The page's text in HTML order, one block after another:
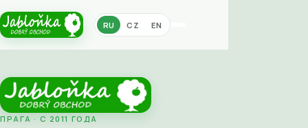
RU CZ EN
ПРАГА · С 2011 ГОДА